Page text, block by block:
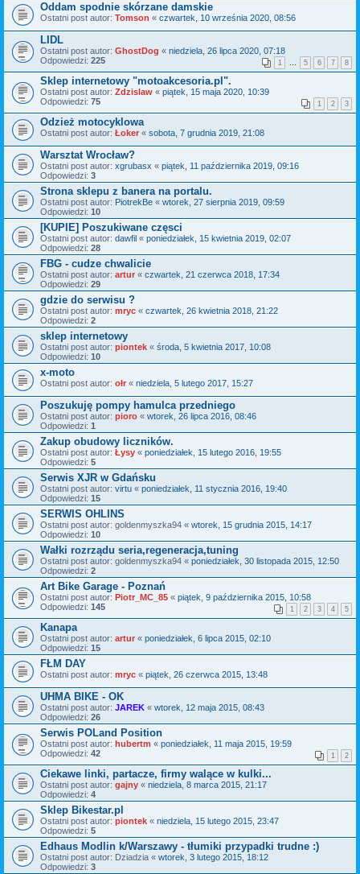
Oddam spodnie skórzane damskie
Ostatni post autor: Tomson « czwartek, 10 września 2020, 08:56
LIDL
Ostatni post autor: GhostDog « niedziela, 26 lipca 2020, 07:18
Odpowiedzi: 225 1 … 5 6 7 8
Sklep internetowy "motoakcesoria.pl".
Ostatni post autor: Zdzislaw « piątek, 15 maja 2020, 10:39
Odpowiedzi: 75 1 2 3
Odzież motocyklowa
Ostatni post autor: Łoker « sobota, 7 grudnia 2019, 21:08
Warsztat Wrocław?
Ostatni post autor: xgrubasx « piątek, 11 października 2019, 09:16
Odpowiedzi: 3
Strona sklepu z banera na portalu.
Ostatni post autor: PiotrekBe « wtorek, 27 sierpnia 2019, 09:59
Odpowiedzi: 10
[KUPIE] Poszukiwane częsci
Ostatni post autor: dawfil « poniedziałek, 15 kwietnia 2019, 02:07
Odpowiedzi: 28
FBG - cudze chwalicie
Ostatni post autor: artur « czwartek, 21 czerwca 2018, 17:34
Odpowiedzi: 29
gdzie do serwisu ?
Ostatni post autor: mryc « czwartek, 26 kwietnia 2018, 21:22
Odpowiedzi: 2
sklep internetowy
Ostatni post autor: piontek « środa, 5 kwietnia 2017, 10:08
Odpowiedzi: 10
x-moto
Ostatni post autor: ołr « niedziela, 5 lutego 2017, 15:27
Poszukuję pompy hamulca przedniego
Ostatni post autor: pioro « wtorek, 26 lipca 2016, 08:46
Odpowiedzi: 1
Zakup obudowy liczników.
Ostatni post autor: Łysy « poniedziałek, 15 lutego 2016, 19:55
Odpowiedzi: 5
Serwis XJR w Gdańsku
Ostatni post autor: virtu « poniedziałek, 11 stycznia 2016, 19:40
Odpowiedzi: 15
SERWIS OHLINS
Ostatni post autor: goldenmyszka94 « wtorek, 15 grudnia 2015, 14:17
Odpowiedzi: 10
Wałki rozrządu seria,regeneracja,tuning
Ostatni post autor: goldenmyszka94 « poniedziałek, 30 listopada 2015, 12:50
Odpowiedzi: 2
Art Bike Garage - Poznań
Ostatni post autor: Piotr_MC_85 « piątek, 9 października 2015, 10:58
Odpowiedzi: 145 1 2 3 4 5
Kanapa
Ostatni post autor: artur « poniedziałek, 6 lipca 2015, 02:10
Odpowiedzi: 15
FŁM DAY
Ostatni post autor: mryc « piątek, 26 czerwca 2015, 13:48
UHMA BIKE - OK
Ostatni post autor: JAREK « wtorek, 12 maja 2015, 08:43
Odpowiedzi: 26
Serwis POLand Position
Ostatni post autor: hubertm « poniedziałek, 11 maja 2015, 19:59
Odpowiedzi: 42 1 2
Ciekawe linki, partacze, firmy walące w kulki...
Ostatni post autor: gajny « niedziela, 8 marca 2015, 21:17
Odpowiedzi: 4
Sklep Bikestar.pl
Ostatni post autor: piontek « niedziela, 15 lutego 2015, 23:47
Odpowiedzi: 5
Edhaus Modlin k/Warszawy - tłumiki przypadki trudne :)
Ostatni post autor: Dziadzia « wtorek, 3 lutego 2015, 18:12
Odpowiedzi: 3